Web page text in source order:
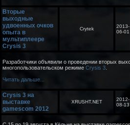
Вторые
выходные
удвоенных очков
опыта в
мультиплеере
Crysis 3
Crytek
2013-
06-01
Разработчики объявили о проведении вторых
многопользовательском режиме Crysis 3
Читать дальше...
Crysis 3 на
выставке
gamescom 2012
XRUSHT.NET
2012-
08-13